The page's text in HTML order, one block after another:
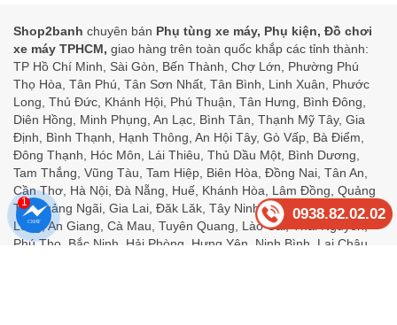
Shop2banh chuyên bán Phụ tùng xe máy, Phụ kiện, Đồ chơi
xe máy TPHCM, giao hàng trên toàn quốc khắp các tỉnh thành:
TP Hồ Chí Minh, Sài Gòn, Bến Thành, Chợ Lớn, Phường Phú
Thọ Hòa, Tân Phú, Tân Sơn Nhất, Tân Bình, Linh Xuân, Phước
Long, Thủ Đức, Khánh Hội, Phú Thuận, Tân Hưng, Bình Đông,
Diên Hồng, Minh Phụng, An Lạc, Bình Tân, Thạnh Mỹ Tây, Gia
Định, Bình Thạnh, Hạnh Thông, An Hội Tây, Gò Vấp, Bà Điểm,
Đông Thạnh, Hóc Môn, Lái Thiêu, Thủ Dầu Một, Bình Dương,
Tam Thắng, Vũng Tàu, Tam Hiệp, Biên Hòa, Đồng Nai, Tân An,
Cần Thơ, Hà Nội, Đà Nẵng, Huế, Khánh Hòa, Lâm Đồng, Quảng
Trị, Quảng Ngãi, Gia Lai, Đăk Lăk, Tây Ninh, Đồng Tháp, Vĩnh
Long, An Giang, Cà Mau, Tuyên Quang, Lào Cai, Thái Nguyên,
Phú Thọ, Bắc Ninh, Hải Phòng, Hưng Yên, Ninh Bình, Lai Châu,
0938.82.02.02
1